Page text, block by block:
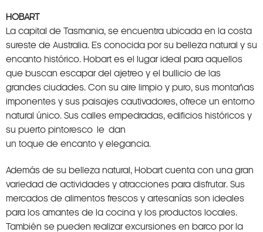
HOBART
La capital de Tasmania, se encuentra ubicada en la costa
sureste de Australia. Es conocida por su belleza natural y su
encanto histórico. Hobart es el lugar ideal para aquellos
que buscan escapar del ajetreo y el bullicio de las
grandes ciudades. Con su aire limpio y puro, sus montañas
imponentes y sus paisajes cautivadores, ofrece un entorno
natural único. Sus calles empedradas, edificios históricos y
su puerto pintoresco le dan
un toque de encanto y elegancia.
Además de su belleza natural, Hobart cuenta con una gran
variedad de actividades y atracciones para disfrutar. Sus
mercados de alimentos frescos y artesanías son ideales
para los amantes de la cocina y los productos locales.
También se pueden realizar excursiones en barco por la